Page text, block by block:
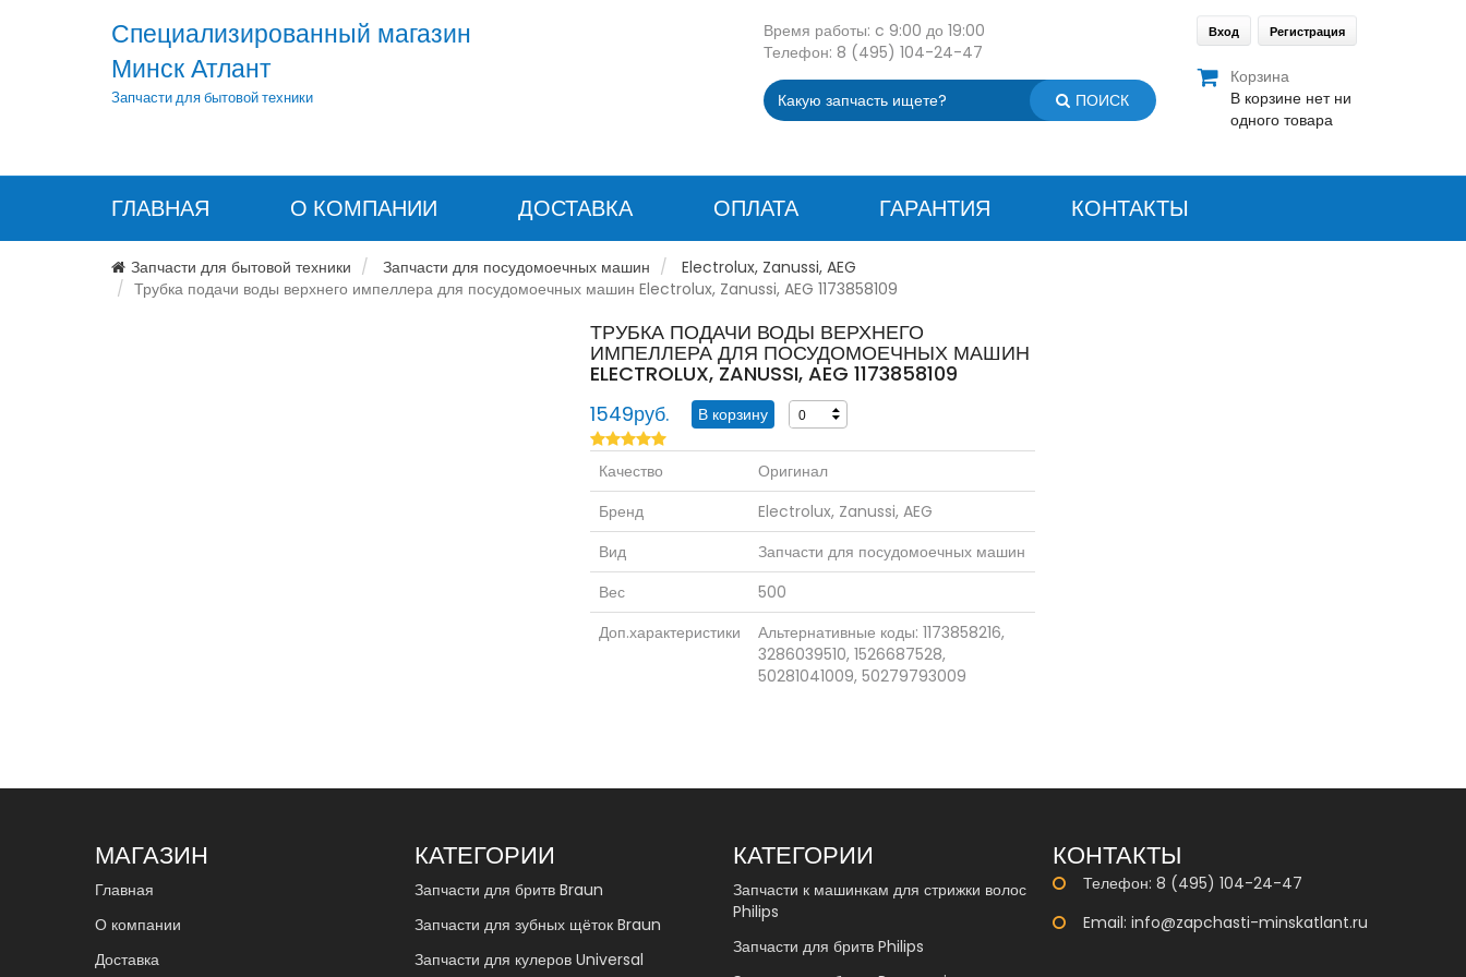
Специализированный магазин
Минск Атлант
Запчасти для бытовой техники
Время работы: c 9:00 до 19:00
Телефон: 8 (495) 104-24-47
ПОИСК
Вход Регистрация
Корзина
В корзине нет ни
одного товара
ГЛАВНАЯ О КОМПАНИИ ДОСТАВКА ОПЛАТА ГАРАНТИЯ КОНТАКТЫ
Запчасти для бытовой техники Запчасти для посудомоечных машин
Electrolux, Zanussi, AEG
Трубка подачи воды верхнего импеллера для посудомоечных машин Electrolux, Zanussi, AEG 1173858109
ТРУБКА ПОДАЧИ ВОДЫ ВЕРХНЕГО
ИМПЕЛЛЕРА ДЛЯ ПОСУДОМОЕЧНЫХ МАШИН
ELECTROLUX, ZANUSSI, AEG 1173858109
1549руб.
+
-
Качество
Оригинал
Бренд
Electrolux, Zanussi, AEG
Вид
Запчасти для посудомоечных машин
Вес
500
Доп.характеристики
Альтернативные коды: 1173858216,
3286039510, 1526687528,
50281041009, 50279793009
МАГАЗИН
Главная
О компании
Доставка
КАТЕГОРИИ
Запчасти для бритв Braun
Запчасти для зубных щёток Braun
Запчасти для кулеров Universal
КАТЕГОРИИ
Запчасти к машинкам для стрижки волос
Philips
Запчасти для бритв Philips
КОНТАКТЫ
Телефон: 8 (495) 104-24-47
Email: info@zapchasti-minskatlant.ru